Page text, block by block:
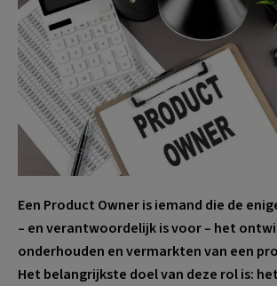
Een Product Owner is iemand die de
– en verantwoordelijk is voor – het
onderhouden en vermarkten van een
Het belangrijkste doel van deze rol is: